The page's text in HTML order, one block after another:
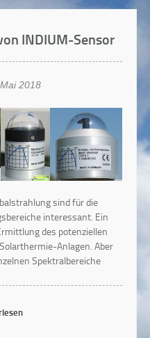
INDIUM-Sensor
2018
sind für die
interessant. Ein
des potenziellen
Anlagen. Aber
Spektralbereiche